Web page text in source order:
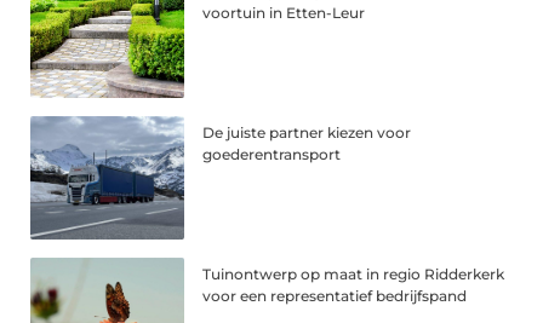
voortuin in Etten-Leur
De juiste partner kiezen voor
goederentransport
Tuinontwerp op maat in regio Ridderkerk
voor een representatief bedrijfspand